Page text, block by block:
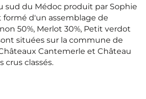
sud du Médoc produit par Sophie
formé d'un assemblage de
50%, Merlot 30%, Petit verdot
situées sur la commune de
Cantemerle et Château
crus classés.